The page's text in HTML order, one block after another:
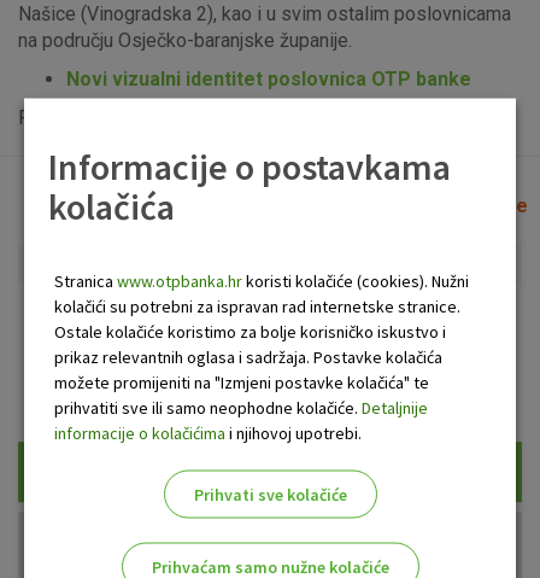
Našice (Vinogradska 2), kao i u svim ostalim poslovnicama
na području Osječko-baranjske županije.
Novi vizualni identitet poslovnica OTP banke
Popis uplatno-isplatnih bankomata možete vidjeti
Lista poslovnica i bankomata Očisti filtere
Bankomat Poslovnica
Prikaži samo uplatne bankomate
Informacije o postavkama
kolačića
Stranica www.otpbanka.hrkoristi kolačiće (cookies). Nužni
kolačići su potrebni za ispravan rad internetske stranice.
Ostale kolačiće koristimo za bolje korisničko iskustvo i
prikaz relevantnih oglasa i sadržaja. Postavke kolačića
možete promijeniti na "Izmjeni postavke kolačića" te
prihvatiti sve ili samo neophodne kolačiće. Detaljnije
informacije o kolačićima i njihovoj upotrebi.
Prihvati sve kolačiće
Prihvaćam samo nužne kolačiće